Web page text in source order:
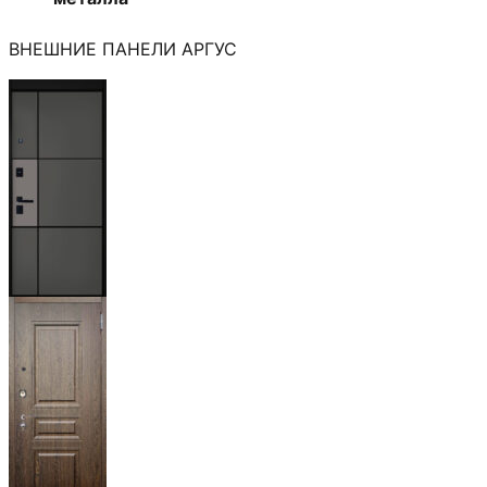
ВНЕШНИЕ ПАНЕЛИ АРГУС
Мичиган